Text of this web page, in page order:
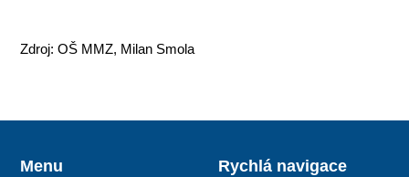
Zdroj: OŠ MMZ, Milan Smola
Menu Rychlá navigace